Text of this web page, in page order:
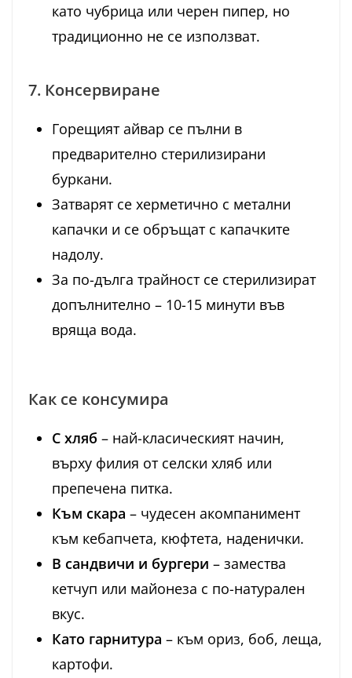
като чубрица или черен пипер, но
традиционно не се използват.
7. Консервиране
Горещият айвар се пълни в
предварително стерилизирани
буркани.
Затварят се херметично с метални
капачки и се обръщат с капачките
надолу.
За по-дълга трайност се стерилизират
допълнително – 10-15 минути във
вряща вода.
Как се консумира
С хляб – най-класическият начин,
върху филия от селски хляб или
препечена питка.
Към скара – чудесен акомпанимент
към кебапчета, кюфтета, наденички.
В сандвичи и бургери – замества
кетчуп или майонеза с по-натурален
вкус.
Като гарнитура – към ориз, боб, леща,
картофи.